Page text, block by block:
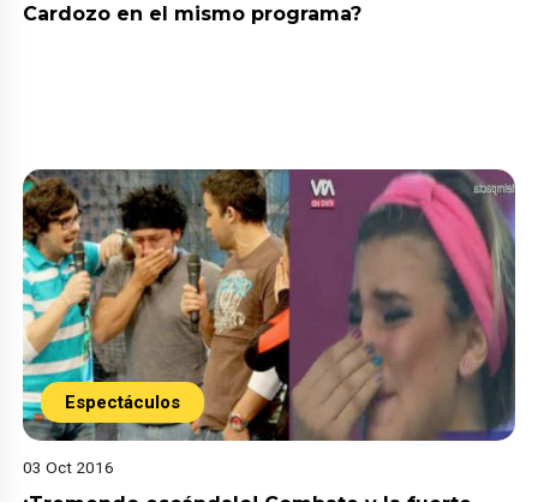
Cardozo en el mismo programa?
Espectáculos
03 Oct 2016